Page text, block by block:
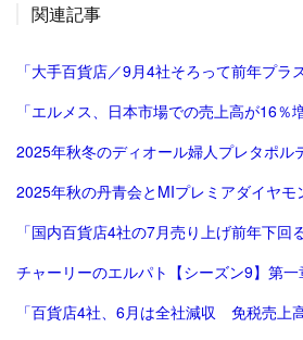
関連記事
2025年秋冬のディオール婦人プレタポル
2025年秋の丹青会とMIプレミアダイヤモ
チャーリーのエルパト【シーズン9】第一